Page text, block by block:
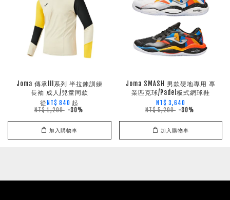
Joma 傳承III系列 半拉鍊訓練
長袖 成人/兒童同款
從 NT$ 840 起
NT$ 1,200 -30%
加入購物車
Joma SMASH 男款硬地專用 專
業匹克球/Padel板式網球鞋
NT$ 3,640
NT$ 5,200 -30%
加入購物車